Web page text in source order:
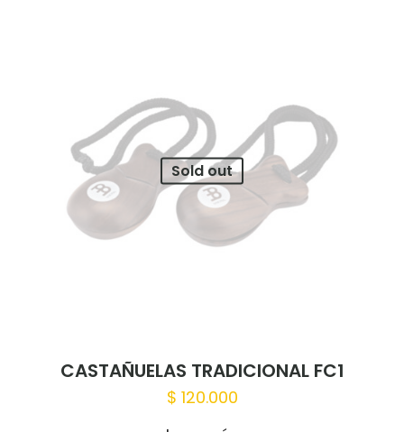
Sold out
CASTAÑUELAS TRADICIONAL FC1
$ 120.000